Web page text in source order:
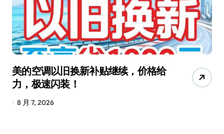
美的空调以旧换新补贴继续，价格给
力，极速闪装！
8 月 7, 2026